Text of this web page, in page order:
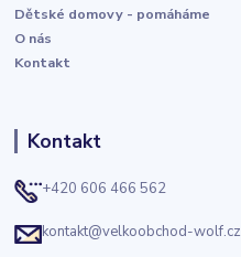
Dětské domovy - pomáháme
O nás
Kontakt
Kontakt
+420 606 466 562
kontakt@velkoobchod-wolf.cz